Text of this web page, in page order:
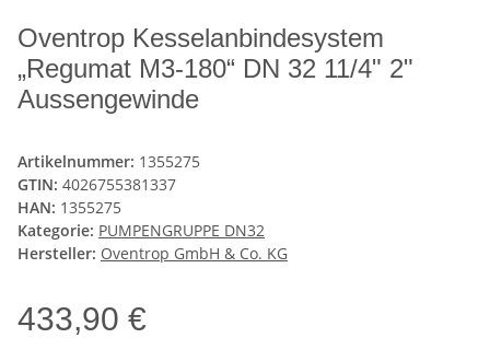
Oventrop Kesselanbindesystem
„Regumat M3-180“ DN 32 11/4" 2"
Aussengewinde
Artikelnummer: 1355275
GTIN: 4026755381337
HAN: 1355275
Kategorie: PUMPENGRUPPE DN32
Hersteller: Oventrop GmbH & Co. KG
433,90 €